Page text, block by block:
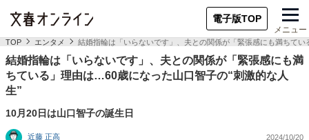
電子版TOP
メニュー
TOP エンタメ 結婚指輪は「いらないです」、夫との関係が「緊張感にも満ちて
結婚指輪は「いらないです」、夫との関係が「緊張感にも満
ちている」理由は…60歳になった山口智子の“刺激的な人
生”
10月20日は山口智子の誕生日
近藤 正高 2024/10/20